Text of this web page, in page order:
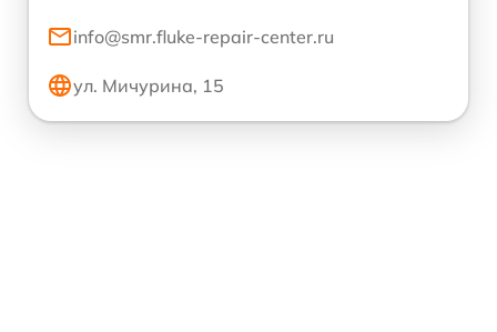
info@smr.fluke-repair-center.ru
ул. Мичурина, 15